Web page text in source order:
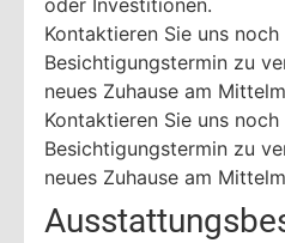
oder Investitionen.
Kontaktieren Sie uns
Besichtigungstermin zu
neues Zuhause am
Kontaktieren Sie uns
Besichtigungstermin zu
neues Zuhause am